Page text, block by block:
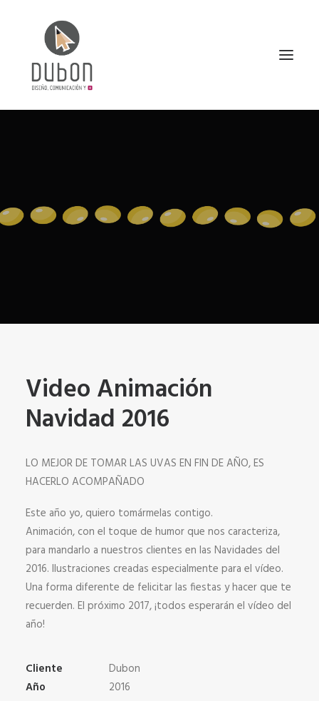
SERVICIOS
Video Animación
Navidad 2016
LO MEJOR DE TOMAR LAS UVAS EN FIN DE AÑO, ES
HACERLO ACOMPAÑADO
Este año yo, quiero tomármelas contigo.
Animación, con el toque de humor que nos caracteriza,
para mandarlo a nuestros clientes en las Navidades del
2016. Ilustraciones creadas especialmente para el vídeo.
Una forma diferente de felicitar las fiestas y hacer que te
recuerden. El próximo 2017, ¡todos esperarán el vídeo del
año!
Cliente
Dubon
Año
2016